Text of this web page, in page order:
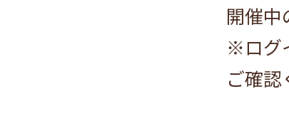
開催中
※ログ
ご確認